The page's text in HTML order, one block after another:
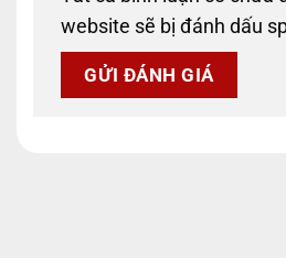
website sẽ bị đánh dấu